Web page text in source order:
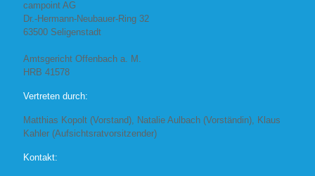
campoint AG
Dr.-Hermann-Neubauer-Ring 32
63500 Seligenstadt
Amtsgericht Offenbach a. M.
HRB 41578
Vertreten durch:
Matthias Kopolt (Vorstand), Natalie Aulbach (Vorständin), Klaus
Kahler (Aufsichtsratvorsitzender)
Kontakt: